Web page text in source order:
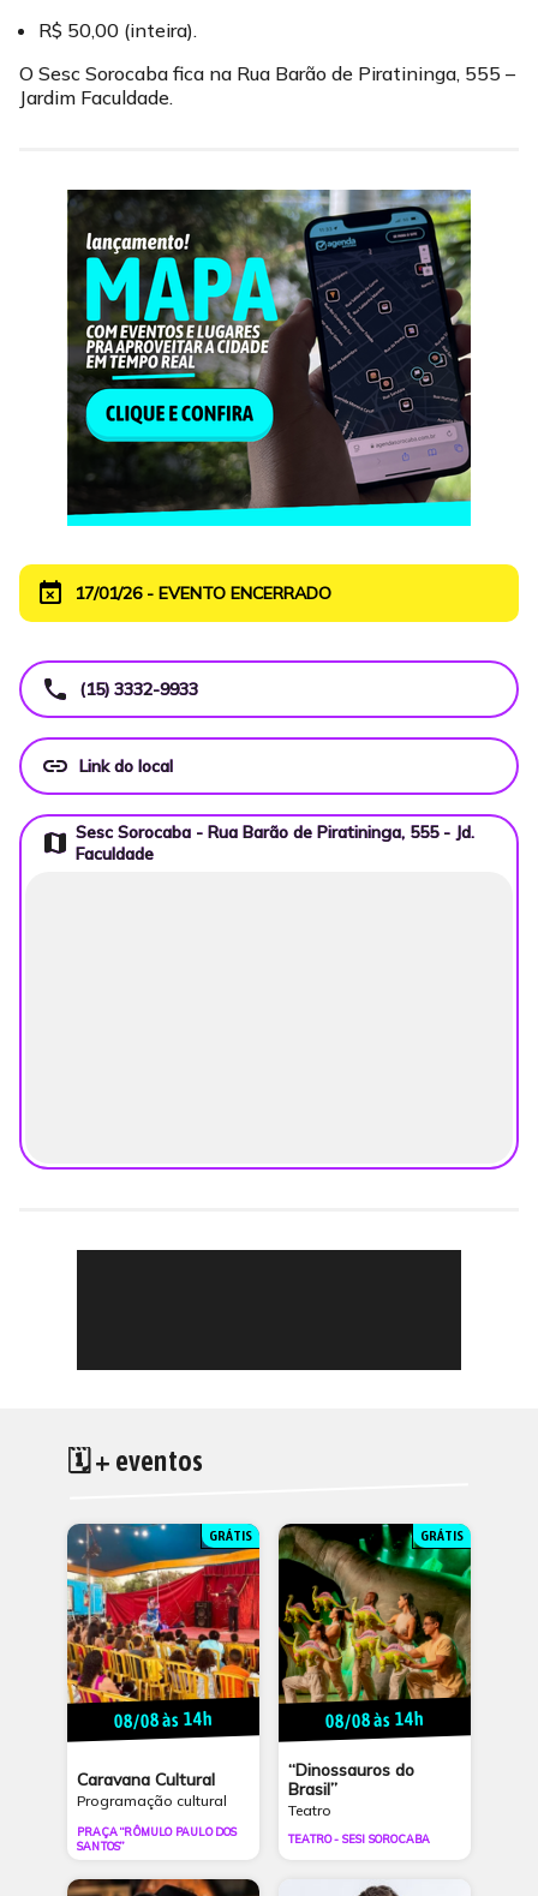
R$ 50,00 (inteira).
O Sesc Sorocaba fica na Rua Barão de Piratininga, 555 –
Jardim Faculdade.
event_busy 17/01/26 - EVENTO ENCERRADO
call (15) 3332-9933
link Link do local
map Sesc Sorocaba - Rua Barão de Piratininga, 555 - Jd.
Faculdade
🗓 + eventos
GRÁTIS
08/08 às 14h
Caravana Cultural
Programação cultural
PRAÇA “RÔMULO PAULO DOS
SANTOS”
GRÁTIS
08/08 às 14h
“Dinossauros do
Brasil”
Teatro
TEATRO - SESI SOROCABA